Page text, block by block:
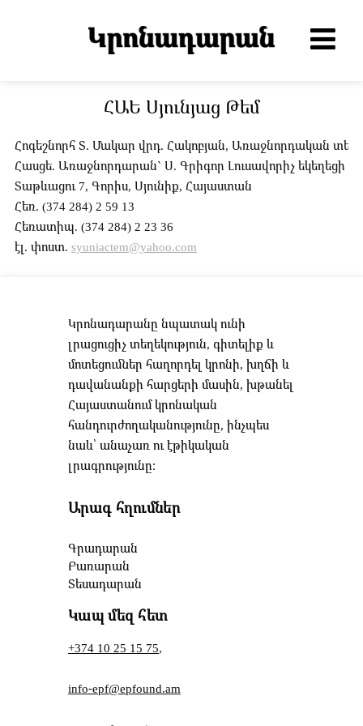
ՀԱԵ Սյունյաց Թեմ
Հոգեշնորհ Տ. Մակար վրդ. Հակոբյան, Առաջնորդական
Հասցե. Առաջնորդարան` Ս. Գրիգոր Լուսավորիչ եկեղեցի
Տաթևացու 7, Գորիս, Սյունիք, Հայաստան
Հեռ. (374 284) 2 59 13
Հեռատիպ. (374 284) 2 23 36
էլ. փոստ. syuniactem@yahoo.com
Կրոնադարանը նպատակ ունի
լրացուցիչ տեղեկություն, գիտելիք և
մոտեցումներ հաղորդել կրոնի, խղճի և
դավանանքի հարցերի մասին, խթանել
Հայաստանում կրոնական
հանդուրժողականությունը, ինչպես
նաև՝ անաչառ ու էթիկական
լրագրությունը։
Արագ հղումներ
Գրադարան
Բառարան
Տեսադարան
Կապ մեզ հետ
+374 10 25 15 75,
info-epf@epfound.am